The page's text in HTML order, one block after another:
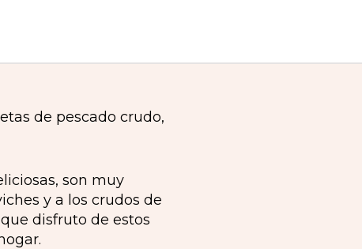
son muy
y a los crudos de
disfruto de estos